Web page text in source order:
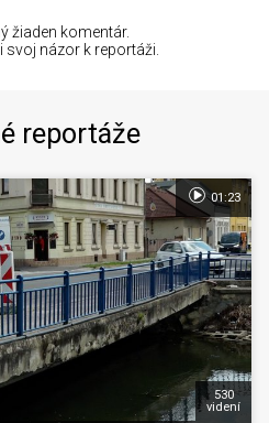
žiaden komentár.
svoj názor k reportáži.
reportáže
530
videní
01:23